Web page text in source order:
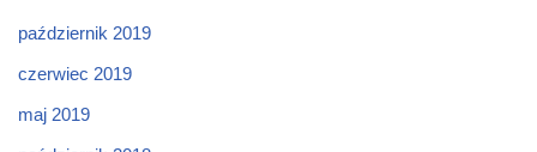
październik 2019
czerwiec 2019
maj 2019